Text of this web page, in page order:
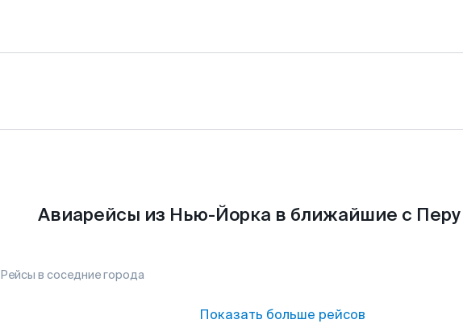
Авиарейсы из Нью-Йорка в ближайшие с Перу
Рейсы в соседние города
Показать больше рейсов